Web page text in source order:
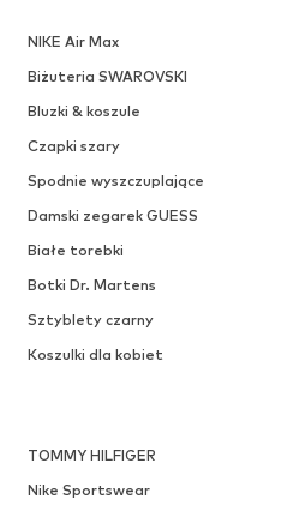
NIKE Air Max
Biżuteria SWAROVSKI
Bluzki & koszule
Czapki szary
Spodnie wyszczuplające
Damski zegarek GUESS
Białe torebki
Botki Dr. Martens
Sztyblety czarny
Koszulki dla kobiet
TOMMY HILFIGER
Nike Sportswear